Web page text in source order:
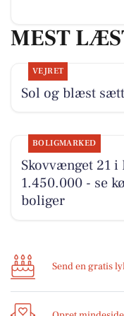
MEST
VEJRET
Sol og blæst
BOLIGMARKED
Skovvænget 21
1.450.000 - se
boliger
Send en gratis